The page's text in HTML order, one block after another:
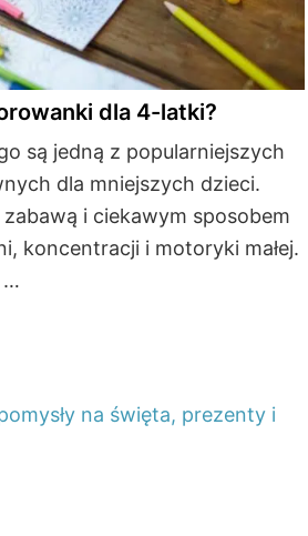
dla 4-latki?
są jedną z popularniejszych
dla mniejszych dzieci.
i ciekawym sposobem
koncentracji i motoryki małej.
…
na święta, prezenty i